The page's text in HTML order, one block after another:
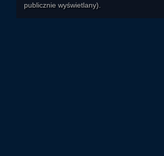
publicznie wyświetlany).